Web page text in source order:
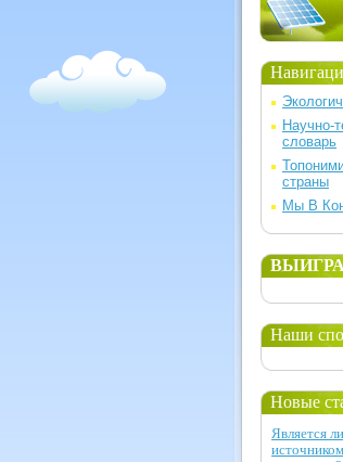
Научно-
словарь
страны
Мы В
Наши
Новые
Является